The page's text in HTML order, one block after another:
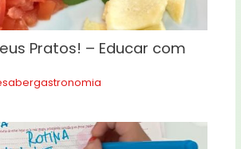
Pratos! – Educar com